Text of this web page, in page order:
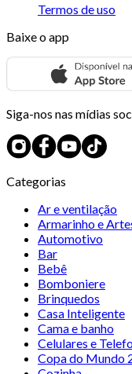
Termos de uso
Baixe o app
Siga-nos nas mídias
Categorias
Ar e ventilação
Armarinho e
Automotivo
Bar
Bebê
Bomboniere
Brinquedos
Casa Inteligente
Cama e banho
Celulares e
Copa do Mundo